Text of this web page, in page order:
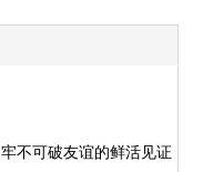
不可破友谊的鲜活见证